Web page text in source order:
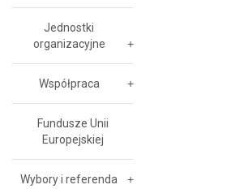
Jednostki
organizacyjne
Współpraca
Fundusze Unii
Europejskiej
Wybory i referenda